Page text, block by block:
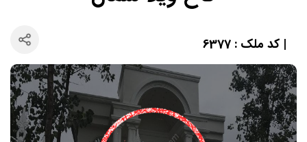
| کد ملک : 6377